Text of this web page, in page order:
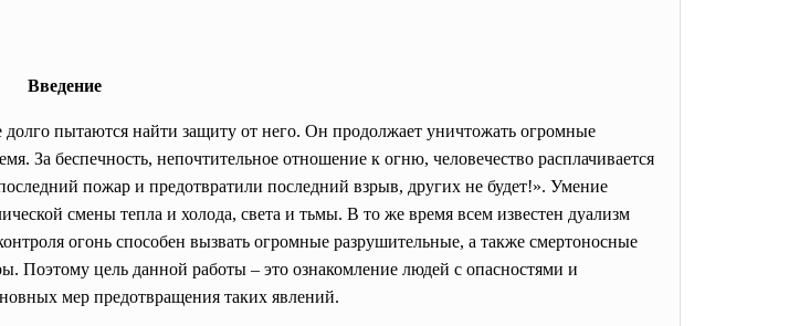
Введение
пытаются найти защиту от него. Он продолжает уничтожать огромные
За беспечность, непочтительное отношение к огню, человечество расплачивается
пожар и предотвратили последний взрыв, других не будет!». Умение
смены тепла и холода, света и тьмы. В то же время всем известен дуализм
огонь способен вызвать огромные разрушительные, а также смертоносные
Поэтому цель данной работы – это ознакомление людей с опасностями и
мер предотвращения таких явлений.